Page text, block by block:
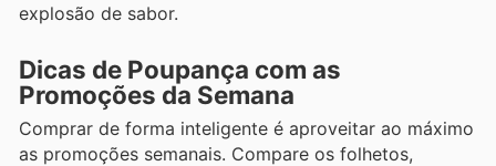
explosão de sabor.
Dicas de Poupança com as
Promoções da Semana
Comprar de forma inteligente é aproveitar ao máximo
as promoções semanais. Compare os folhetos,